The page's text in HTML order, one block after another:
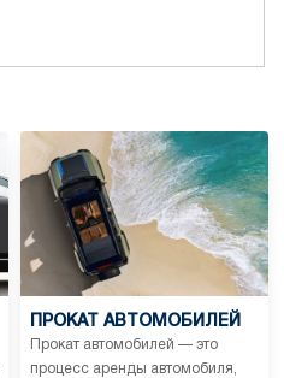
ПРОКАТ АВТОМОБИЛЕЙ
Прокат автомобилей — это
процесс аренды автомобиля,